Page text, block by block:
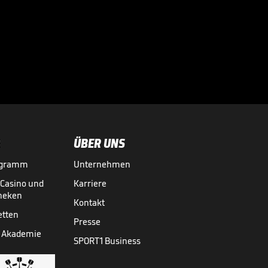
und
Akademie
ÜBER UNS
Unternehmen
Karriere
Kontakt
Presse
SPORT1 Business